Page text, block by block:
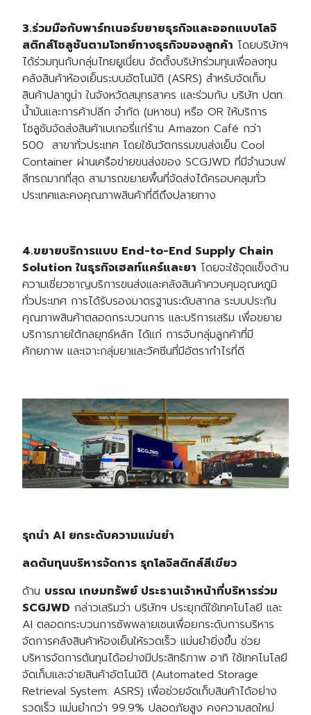
3.ร่วมมือกับพาร์ทเนอร์ขยายธุรกิจและออกแบบโลจิ
สติกส์โซลูชันตามโจทย์ทางธุรกิจของลูกค้า โดยบริษัทฯ
ได้ร่วมทุนกับกลุ่มไทยยูเนี่ยน จัดตั้งบริษัทร่วมทุนเพื่อลงทุน
คลังสินค้าห้องเย็นระบบอัตโนมัติ (ASRS) สำหรับจัดเก็บ
สินค้าปลาทูน่า ในจังหวัดสมุทรสาคร และร่วมกับ บริษัท ปตท.
น้ำมันและการค้าปลีก จำกัด (มหาชน) หรือ OR ให้บริการ
โซลูชันจัดส่งสินค้าเบเกอรี่แก่ร้าน Amazon Café กว่า
500 สาขาทั่วประเทศ โดยใช้นวัตกรรมขนส่งเย็น Cool
Container ผ่านเครือข่ายขนส่งของ SCGJWD ที่มีจำนวนฟ
ลีทรถมากที่สุด สามารถขยายพื้นที่จัดส่งได้ครอบคลุมทั่ว
ประเทศและคงคุณภาพสินค้าที่ดีถึงปลายทาง
4.ขยายบริการแบบ End-to-End Supply Chain
Solution ในธุรกิจเฮลท์แคร์และยา โดยจะใช้จุดแข็งด้าน
ความเชี่ยวชาญบริการขนส่งและคลังสินค้าควบคุมอุณหภูมิ
ทั่วประเทศ การได้รับรองมาตรฐานระดับสากล ระบบประกัน
คุณภาพสินค้าตลอดกระบวนการ และบริการเสริม เพื่อขยาย
บริการภายใต้กลยุทธ์หลัก ได้แก่ การจับกลุ่มลูกค้าที่มี
ศักยภาพ และเจาะกลุ่มยาและวัคซีนที่มีอัตรากำไรที่ดี
รุกนำ AI ยกระดับความแม่นยำ
ลดต้นทุนบริหารจัดการ รุกโลจิสติกส์สีเขียว
ด้าน บรรณ เกษมทรัพย์ ประธานเจ้าหน้าที่บริหารร่วม
SCGJWD กล่าวเสริมว่า บริษัทฯ ประยุกต์ใช้เทคโนโลยี และ
AI ตลอดกระบวนการซัพพลายเชนเพื่อยกระดับการบริหาร
จัดการคลังสินค้าห้องเย็นให้รวดเร็ว แม่นยำยิ่งขึ้น ช่วย
บริหารจัดการต้นทุนได้อย่างมีประสิทธิภาพ อาทิ ใช้เทคโนโลยี
จัดเก็บและจ่ายสินค้าอัตโนมัติ (Automated Storage
Retrieval System: ASRS) เพื่อช่วยจัดเก็บสินค้าได้อย่าง
รวดเร็ว แม่นยำกว่า 99.9% ปลอดภัยสูง คงความสดใหม่